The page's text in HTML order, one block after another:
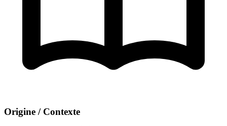
Origine / Contexte